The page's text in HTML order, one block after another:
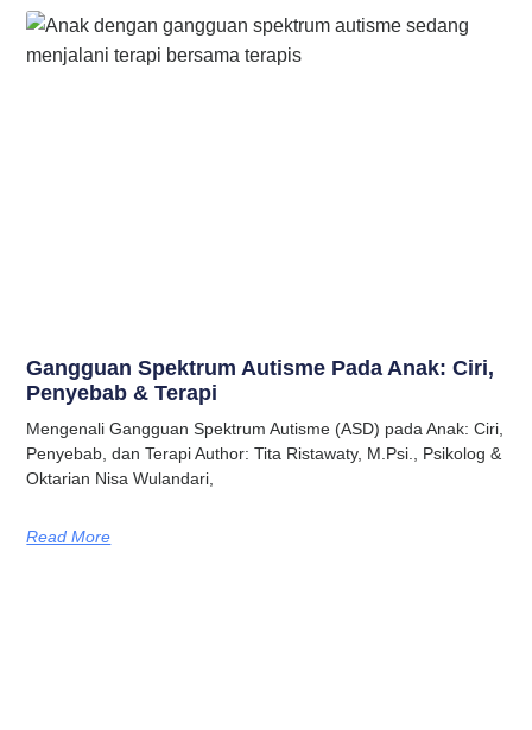
Gangguan Spektrum Autisme Pada Anak: Ciri,
Penyebab & Terapi
Mengenali Gangguan Spektrum Autisme (ASD) pada Anak: Ciri,
Penyebab, dan Terapi Author: Tita Ristawaty, M.Psi., Psikolog &
Oktarian Nisa Wulandari,
Read More